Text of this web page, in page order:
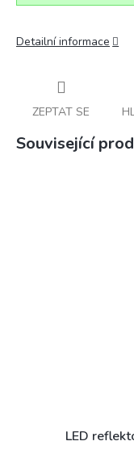
Detailní informace
ZEPTAT SE
Související
LED